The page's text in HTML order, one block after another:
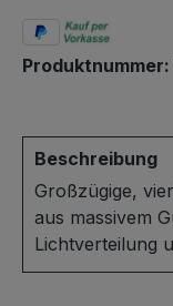
Produktnummer:
Beschreibung
Großzügige,
aus massivem
Lichtverteilung